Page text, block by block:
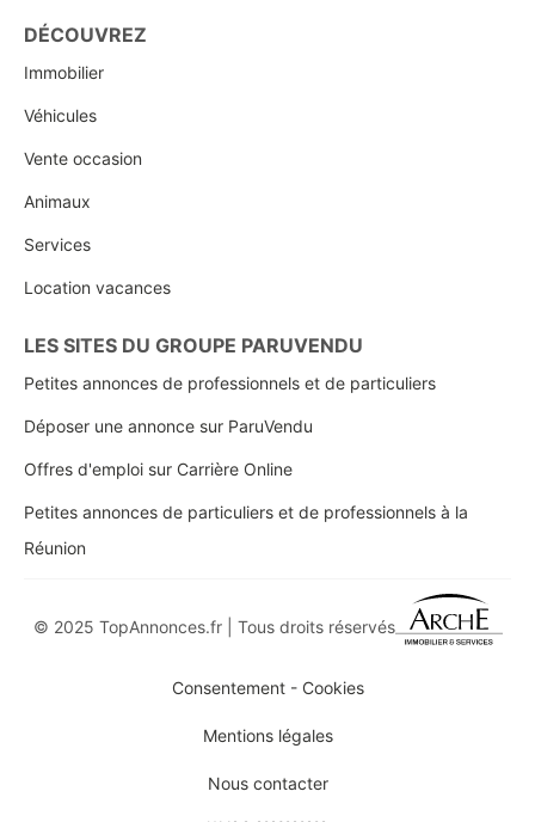
DÉCOUVREZ
Immobilier
Véhicules
Vente occasion
Animaux
Services
Location vacances
LES SITES DU GROUPE PARUVENDU
Petites annonces de professionnels et de particuliers
Déposer une annonce sur ParuVendu
Offres d'emploi sur Carrière Online
Petites annonces de particuliers et de professionnels à la
Réunion
© 2025 TopAnnonces.fr | Tous droits réservés
Consentement - Cookies
Mentions légales
Nous contacter